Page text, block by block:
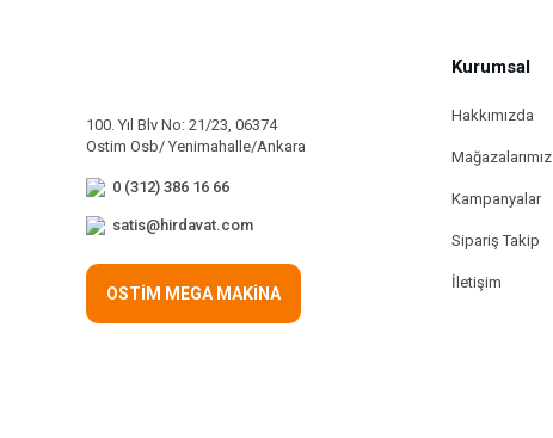
100. Yıl Blv No: 21/23, 06374
Ostim Osb/ Yenimahalle/Ankara
0 (312) 386 16 66
satis@hirdavat.com
OSTİM MEGA MAKİNA
Kurumsal
Hakkımızda
Mağazalarımız
Kampanyalar
Sipariş Takip
İletişim